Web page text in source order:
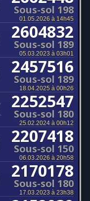
Sous-sol 198
01.05.2026 à 14h45
2604832
Sous-sol 189
05.03.2023 à 03h01
2457516
Sous-sol 189
18.04.2025 à 00h26
2252547
Sous-sol 180
25.02.2024 à 00h12
2207418
Sous-sol 150
06.03.2026 à 20h58
2170178
Sous-sol 180
17.03.2023 à 23h38